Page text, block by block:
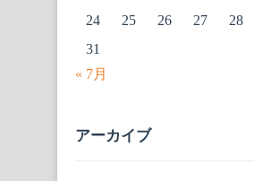
24
25 26 27 28
31
« 7月
アーカイブ